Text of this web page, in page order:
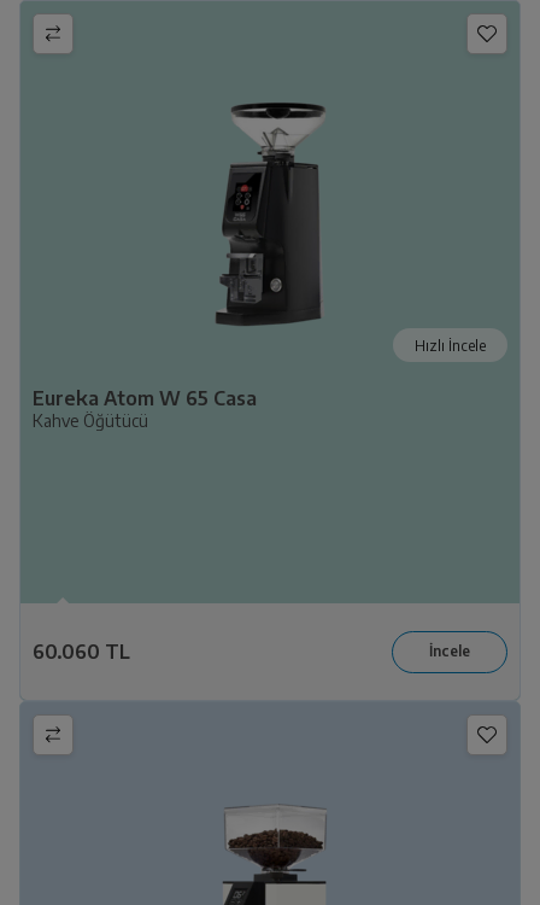
Hızlı İncele
Eureka Atom W 65 Casa
Kahve Öğütücü
60.060 TL